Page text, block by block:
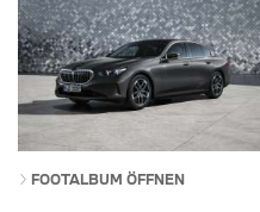
FOOTALBUM ÖFFNEN